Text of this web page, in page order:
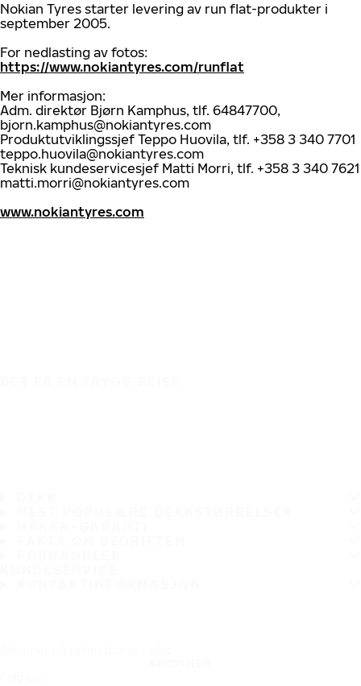
Nokian Tyres starter levering av run flat-produkter i
september 2005.
For nedlasting av fotos:
https://www.nokiantyres.com/runflat
Mer informasjon:
Adm. direktør Bjørn Kamphus, tlf. 64847700,
bjorn.kamphus@nokiantyres.com
Produktutviklingssjef Teppo Huovila, tlf. +358 3 340 7701
teppo.huovila@nokiantyres.com
Teknisk kundeservicesjef Matti Morri, tlf. +358 3 340 7621
matti.morri@nokiantyres.com
www.nokiantyres.com